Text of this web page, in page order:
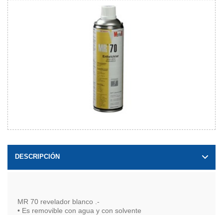
DESCRIPCIÓN
MR 70 revelador blanco .-
• Es removible con agua y con solvente